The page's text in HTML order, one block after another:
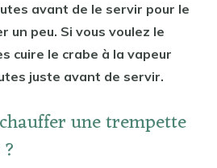
avant de le servir pour le
un peu. Si vous voulez le
cuire le crabe à la vapeur
juste avant de servir.
une trempette